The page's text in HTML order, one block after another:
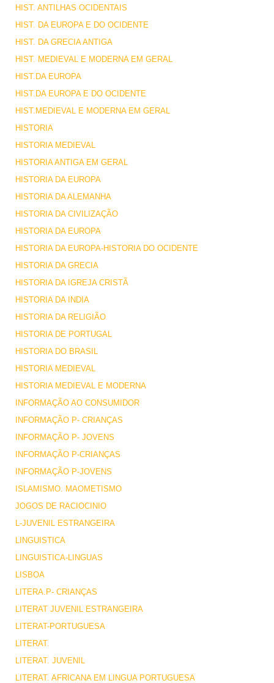
HIST. ANTILHAS OCIDENTAIS
HIST. DA EUROPA E DO OCIDENTE
HIST. DA GRECIA ANTIGA
HIST. MEDIEVAL E MODERNA EM GERAL
HIST.DA EUROPA
HIST.DA EUROPA E DO OCIDENTE
HIST.MEDIEVAL E MODERNA EM GERAL
HISTORIA
HISTORIA MEDIEVAL
HISTORIA ANTIGA EM GERAL
HISTORIA DA EUROPA
HISTORIA DA ALEMANHA
HISTORIA DA CIVILIZAÇÃO
HISTORIA DA EUROPA
HISTORIA DA EUROPA-HISTORIA DO OCIDENTE
HISTORIA DA GRECIA
HISTORIA DA IGREJA CRISTÃ
HISTORIA DA INDIA
HISTORIA DA RELIGIÃO
HISTORIA DE PORTUGAL
HISTORIA DO BRASIL
HISTORIA MEDIEVAL
HISTORIA MEDIEVAL E MODERNA
INFORMAÇÃO AO CONSUMIDOR
INFORMAÇÃO P- CRIANÇAS
INFORMAÇÃO P- JOVENS
INFORMAÇÃO P-CRIANÇAS
INFORMAÇÃO P-JOVENS
ISLAMISMO. MAOMETISMO
JOGOS DE RACIOCINIO
L-JUVENIL ESTRANGEIRA
LINGUISTICA
LINGUISTICA-LINGUAS
LISBOA
LITERA.P- CRIANÇAS
LITERAT JUVENIL ESTRANGEIRA
LITERAT-PORTUGUESA
LITERAT.
LITERAT. JUVENIL
LITERAT. AFRICANA EM LINGUA PORTUGUESA